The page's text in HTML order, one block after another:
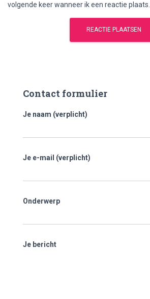
volgende keer wanneer ik een reactie plaats.
Contact formulier
Je naam (verplicht)
Je e-mail (verplicht)
Onderwerp
Je bericht